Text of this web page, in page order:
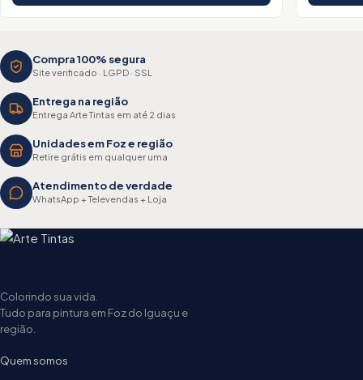
Compra 100% segura
Site verificado · LGPD · SSL
Entrega na região
Entrega Arte Tintas em até 2 dias
Unidades em Foz e região
Retire grátis em qualquer uma
Atendimento de verdade
WhatsApp + Televendas + Loja
Colorindo sua vida.
Tudo para pintura em Foz do Iguaçu e
região.
Quem somos